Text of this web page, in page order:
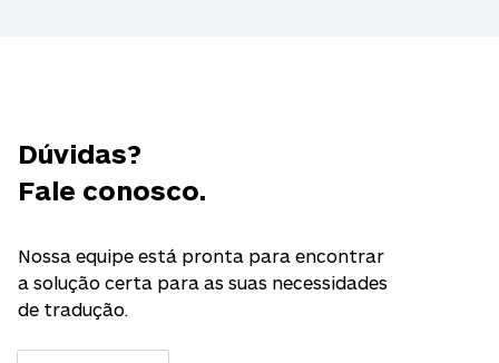
Dúvidas?
Fale conosco.
Nossa equipe está pronta para encontrar
a solução certa para as suas necessidades
de tradução.